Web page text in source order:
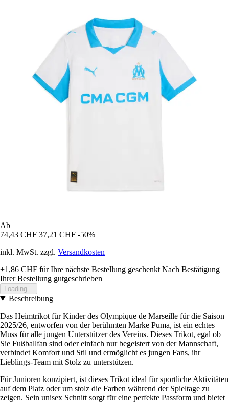
Ab
74,43 CHF 37,21 CHF -50%
inkl. MwSt. zzgl. Versandkosten
+1,86 CHF für Ihre nächste Bestellung geschenkt Nach Bestätigung
Ihrer Bestellung gutgeschrieben
Loading...
Beschreibung
Das Heimtrikot für Kinder des Olympique de Marseille für die Saison
2025/26, entworfen von der berühmten Marke Puma, ist ein echtes
Muss für alle jungen Unterstützer des Vereins. Dieses Trikot, egal ob
Sie Fußballfan sind oder einfach nur begeistert von der Mannschaft,
verbindet Komfort und Stil und ermöglicht es jungen Fans, ihr
Lieblings-Team mit Stolz zu unterstützen.
Für Junioren konzipiert, ist dieses Trikot ideal für sportliche Aktivitäten
auf dem Platz oder um stolz die Farben während der Spieltage zu
zeigen. Sein unisex Schnitt sorgt für eine perfekte Passform und bietet